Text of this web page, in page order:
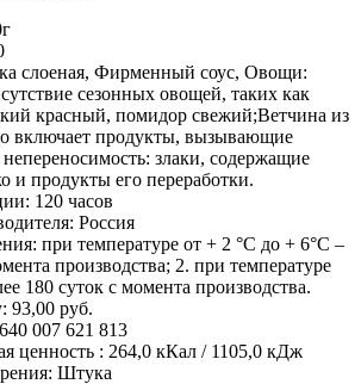
слоеная, Фирменный соус, Овощи:
сезонных овощей, таких как
красный, помидор свежий;Ветчина из
включает продукты, вызывающие
злаки, содержащие
и продукты его переработки.
120 часов
Россия
при температуре от + 2 °С до + 6°С –
производства; 2. при температуре
180 суток с момента производства.
93,00 руб.
007 621 813
ценность : 264,0 кКал / 1105,0 кДж
Штука